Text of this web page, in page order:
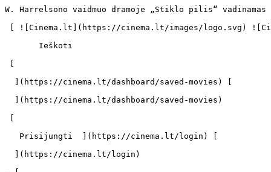
W. Harrelsono vaidmuo dramoje „Stiklo pilis“ vadinamas geriausiu karjeroje: koks buvo žudiko sūnaus kelias į šlovę? - cinema.lt                            Ieškoti     

 [ ![Cinema.lt](https://cinema.lt/images/logo.svg) ![Cinema.lt](https://cinema.lt/images/favicon.svg) ](https://cinema.lt "Cinema.lt")

       Ieškoti     

 [  

  ](https://cinema.lt/dashboard/saved-movies) [  

  ](https://cinema.lt/dashboard/saved-movies)

 [  

   Prisijungti  ](https://cinema.lt/login) [  

  ](https://cinema.lt/login) 

- [  

      ](/ "Pagrindinis")
- [ Repertuaras ](https://cinema.lt/repertuaras "Repertuaras")
- [ Kino teatrai ](https://cinema.lt/kino-teatrai "Kino teatrai")
- [ Apžvalgos ](/apzvalgos "Apžvalgos")
- [ Filmai ](https://cinema.lt/filmai "Filmai")

   Meniu   

 1. [ 

      cinema.lt  ](/)
2. [  Naujienos  ](https://cinema.lt/naujienos)
3. W. Harrelsono vaidmuo dramoje „Stiklo pilis“ vadinamas geriausiu karjeroje: koks buvo žudiko sūnaus kelias į šlovę?

W. Harrelsono vaidmuo dramoje „Stiklo pilis“ vadinamas geriausiu karjeroje: koks buvo žudiko sūnaus kelias į šlovę?
===================================================================================================================

 Jau šį savaitgalį kino teatrų ekranus pasieks Jeannette Walls bestselerio „Stiklo pilis" ekranizacija, kurioje pasakojamas sudėtingas pačios rašytojos gyvenimas. Juostoje, vaizduosiančioje tikrą šeimos dramą, pagrindinį vaidmenį atliks „Oskaro" laimėtoja Brie Larson, o jos tėvus įkūnys Holivudo žvaigždės Naomi Watts bei Woody Harrelsonas. Prognozuojama, jog filmas sulauks ne vienos kino apdovanijimų nominacijos, o aktoriai jau dabar mėgaujasi kritikų liaupsėmis. Ypač W. Harrelsonas, kuriam įsijausti į vaidmenį įsijausti padėjo, kaip pats sako, gyvenimą sugriovę vaikystės įvykiai. Aktorius, kaip ir pagrindinė filmo herojė, augo itin komplikuotoje šeimoje. Būsimos žvaigždės tėvas buvo nuteistas už žmogžudystę iki gyvos galvos ir mirė kalėjime. Tuo tarpu filme „Stiklo pilis" žvaigždė vaidina tėvą alkoholiką, taip pat tam tikra prasme sugriovusį savo dukterų gyvenimus.

Bėgdamas nuo persekiojusių nesėkmių, W. Harrelsonas apsigyveno su mama ir ėmė uždarbiauti pramogų parke atlikdamas staliaus darbus, baigė mokslus universitete. Prieš dešimtmetį žurnalui „Playboy" aktorius prisipažino svarstęs apie teologiją, tačiau pažinęs suaugusio vyriškio gyvenimo skonį suprato, kad Biblija tėra popiergalis, skirtas valdyti žmonėms. Iki tol jis buvo pamaldus mamos berniukas, idealizavęs bažnyčią.

1985 metais W. Harrelsonas vedė Nancy Simon, tačiau kitą dieną po vestuvių pora nusprendė skirtis. Deja, teisininkai tuomet nedirbo, tad pora vėliau drauge išgyveno dar dešimt mėnesių. 2008-aisiais aktorius darkart susituokė, šįkart su Laura Louie, buvusia savo asistente.

Aktorius gyvenime linkęs maištauti ir ne kartą buvo atsidūręs už grotų. Už netinkamą elgesį viešumoje, už tai, jog matant pareigūnams, pasodino marihuanos sėklų, už fotografo užpuolimą ir panašiai. Visus tuos kartus jam pasisekė nuo rimtesnės bausmės išsisukti sumokėjus baudą.

„Aš buvau labai susitapatinęs su savo veikėju Reksu. Jis neįtikėtinas vyrukas. Nors turi problemų, bet jam galima pavydėti meilės gyvenimui ir vidinės laisvės. Reksas nemano, kad jo vaikams reikia mokyklos, geriausia mokykla, anot jo, yra pats gyvenimas. Aš